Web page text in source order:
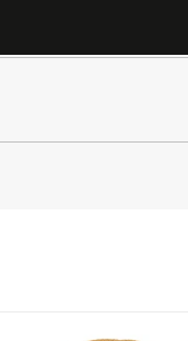
óta bútorok gyártására
hanem a
jelenik meg a
tökéletesen
ahol termékei
megoldást